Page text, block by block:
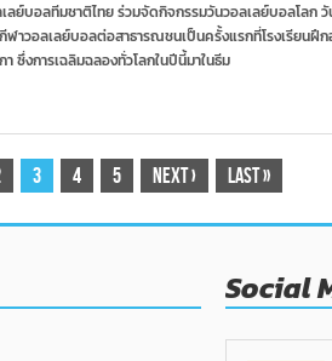
บอลทีมชาติไทย ร่วมจัดกิจกรรมวันวอลเลย์บอลโลก
ฬาวอลเลย์บอลต่อสาธารณชนเป็นครั้งแรกที่โรงเรียนฝึ
ซึ่งการเฉลิมฉลองทั่วโลกในปีนี้มาในธีม
3 4 5 Next› Last»
Social